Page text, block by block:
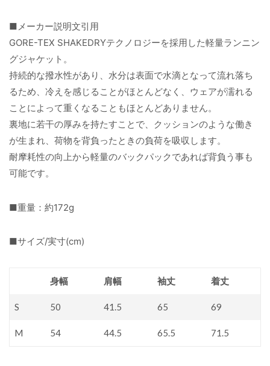
■メーカー説明文引用
GORE-TEX SHAKEDRYテクノロジーを採用した軽量ランニン
グジャケット。
持続的な撥水性があり、水分は表面で水滴となって流れ落ち
るため、冷えを感じることがほとんどなく、ウェアが濡れる
ことによって重くなることもほとんどありません。
裏地に若干の厚みを持たすことで、クッションのような働き
が生まれ、荷物を背負ったときの負荷を吸収します。
耐摩耗性の向上から軽量のバックパックであれば背負う事も
可能です。
■重量：約172g
■サイズ/実寸(cm)
身幅 肩幅 袖丈 着丈
S 50 41.5 65 69
M 54 44.5 65.5 71.5